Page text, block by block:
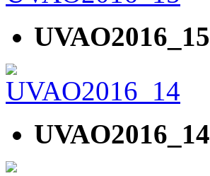
UVAO2016_15
UVAO2016_14